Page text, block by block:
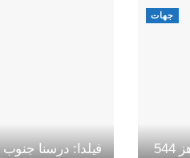
جهات
شمندر دكالة يسجل موسما قياسيا بإنتاج ناهز 544
فيلدا: درسنا جنوب